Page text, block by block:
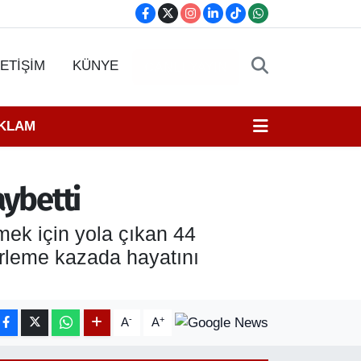
KÜNYE
için yola çıkan 44
kazada hayatını
A- A+